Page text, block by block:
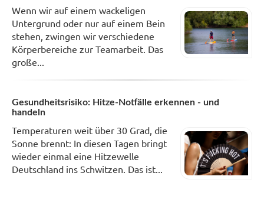
Wenn wir auf einem wackeligen
Untergrund oder nur auf einem Bein
stehen, zwingen wir verschiedene
Körperbereiche zur Teamarbeit. Das
große...
Gesundheitsrisiko: Hitze-Notfälle erkennen - und
handeln
Temperaturen weit über 30 Grad, die
Sonne brennt: In diesen Tagen bringt
wieder einmal eine Hitzewelle
Deutschland ins Schwitzen. Das ist...